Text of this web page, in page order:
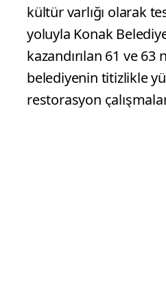
kültür varlığı olarak
yoluyla Konak
kazandırılan 61 ve 63
belediyenin titizlikle
restorasyon